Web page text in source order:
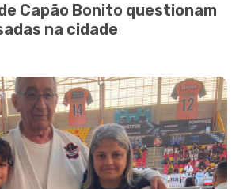
Capão Bonito questionam
na cidade